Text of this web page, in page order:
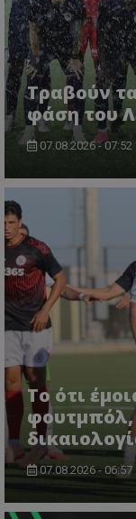
Τραβούν
φάση του
07.08.2026 - 07:52
Το ότι
φουτμπόλ,
07.08.2026 - 06:57